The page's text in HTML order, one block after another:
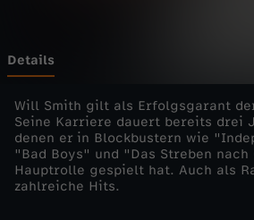
o
f
-
W
Details
Will Smith gilt als Erfolgsgarant
Seine Karriere dauert bereits drei
denen er in Blockbustern wie
"Bad Boys" und "Das Streben nach
Hauptrolle gespielt hat. Auch als
zahlreiche Hits.